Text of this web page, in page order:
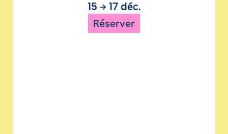
15 → 17 déc.
Réserver